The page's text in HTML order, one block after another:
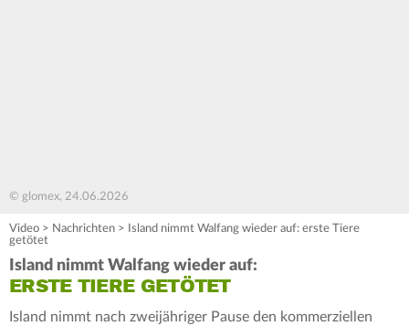
© glomex, 24.06.2026
Video > Nachrichten >
Island nimmt Walfang wieder auf: erste Tiere
getötet
Island nimmt Walfang wieder auf:
ERSTE TIERE GETÖTET
Island nimmt nach zweijähriger Pause den kommerziellen